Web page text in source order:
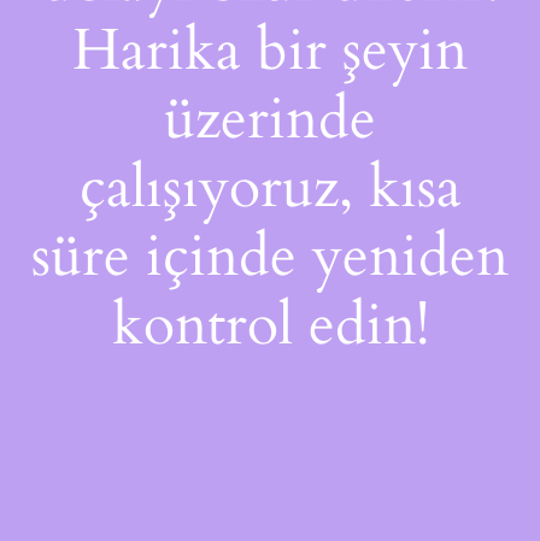
Harika bir şeyin
üzerinde
çalışıyoruz, kısa
süre içinde yeniden
kontrol edin!